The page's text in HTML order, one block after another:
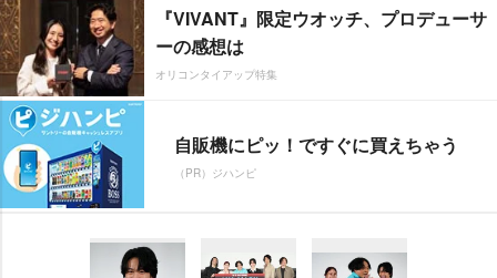
『VIVANT』限定ウオッチ、プロデューサ
ーの感想は
オリコンタイアップ特集
自販機にピッ！ですぐに買えちゃう
（PR）ジハンピ